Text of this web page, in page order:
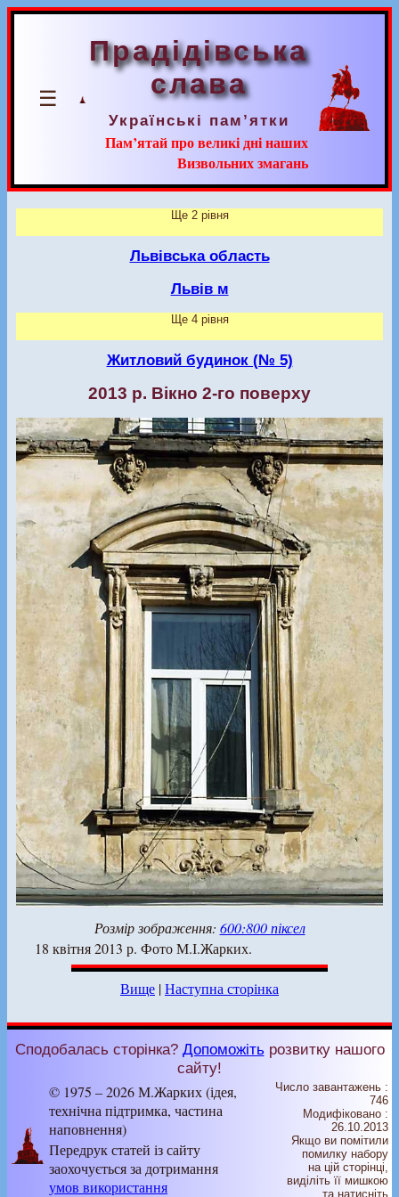
☰
Прадідівська
слава
Українські пам’ятки
Пам’ятай про великі дні наших
Визвольних змагань
Ще 2 рівня
Львівська область
Львів м
Ще 4 рівня
Житловий будинок (№ 5)
2013 р. Вікно 2-го поверху
Розмір зображення: 600:800 піксел
18 квітня 2013 р. Фото М.І.Жарких.
Вище |Наступна сторінка
Сподобалась сторінка? Допоможіть розвитку нашого
сайту!
© 1975 – 2026 М.Жарких (ідея,
технічна підтримка, частина
наповнення)
Передрук статей із сайту
заохочується за дотримання
умов використання
Число завантажень :
746
Модифіковано :
26.10.2013
Якщо ви помітили
помилку набору
на цiй сторiнцi,
видiлiть її мишкою
та натисніть